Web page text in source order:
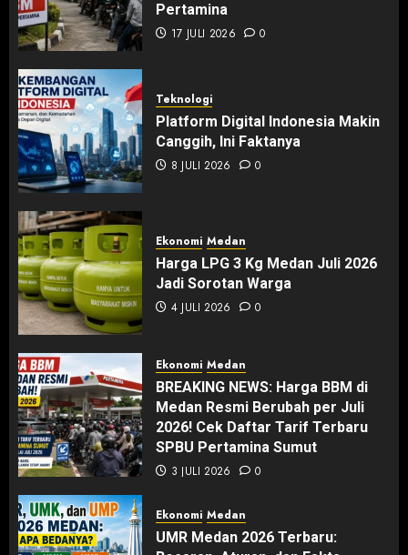
Pertamina
17 JULI 2026 0
Teknologi
Platform Digital Indonesia Makin
Canggih, Ini Faktanya
8 JULI 2026 0
Ekonomi Medan
Harga LPG 3 Kg Medan Juli 2026
Jadi Sorotan Warga
4 JULI 2026 0
Ekonomi Medan
BREAKING NEWS: Harga BBM di
Medan Resmi Berubah per Juli
2026! Cek Daftar Tarif Terbaru
SPBU Pertamina Sumut
3 JULI 2026 0
Ekonomi Medan
UMR Medan 2026 Terbaru: